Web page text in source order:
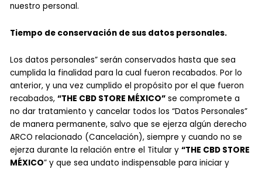
nuestro personal.
Tiempo de conservación de sus datos personales.
Los datos personales” serán conservados hasta que sea
cumplida la finalidad para la cual fueron recabados. Por lo
anterior, y una vez cumplido el propósito por el que fueron
recabados,“THE CBD STORE MÉXICO” se compromete a
no dar tratamiento y cancelar todos los “Datos Personales”
de manera permanente, salvo que se ejerza algún derecho
ARCO relacionado (Cancelación), siempre y cuando no se
ejerza durante la relación entre el Titular y“THE CBD STORE
MÉXICO” y que sea undato indispensable para iniciar y